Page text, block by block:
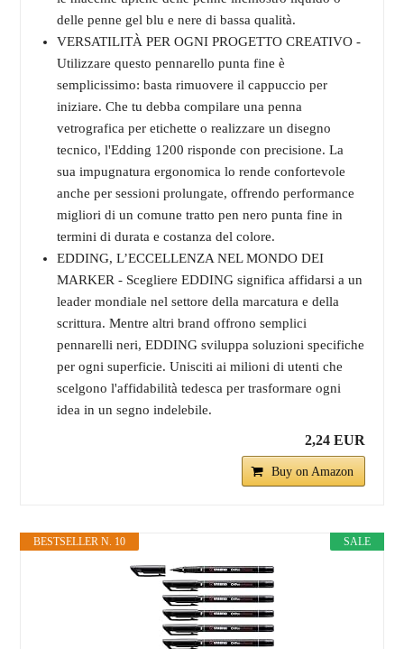
delle penne gel blu e nere di bassa qualità.
VERSATILITÀ PER OGNI PROGETTO CREATIVO -
Utilizzare questo pennarello punta fine è
semplicissimo: basta rimuovere il cappuccio per
iniziare. Che tu debba compilare una penna
vetrografica per etichette o realizzare un disegno
tecnico, l'Edding 1200 risponde con precisione. La
sua impugnatura ergonomica lo rende confortevole
anche per sessioni prolungate, offrendo performance
migliori di un comune tratto pen nero punta fine in
termini di durata e costanza del colore.
EDDING, L’ECCELLENZA NEL MONDO DEI
MARKER - Scegliere EDDING significa affidarsi a un
leader mondiale nel settore della marcatura e della
scrittura. Mentre altri brand offrono semplici
pennarelli neri, EDDING sviluppa soluzioni specifiche
per ogni superficie. Unisciti ai milioni di utenti che
scelgono l'affidabilità tedesca per trasformare ogni
idea in un segno indelebile.
2,24 EUR
Buy on Amazon
SALE
BESTSELLER N. 10